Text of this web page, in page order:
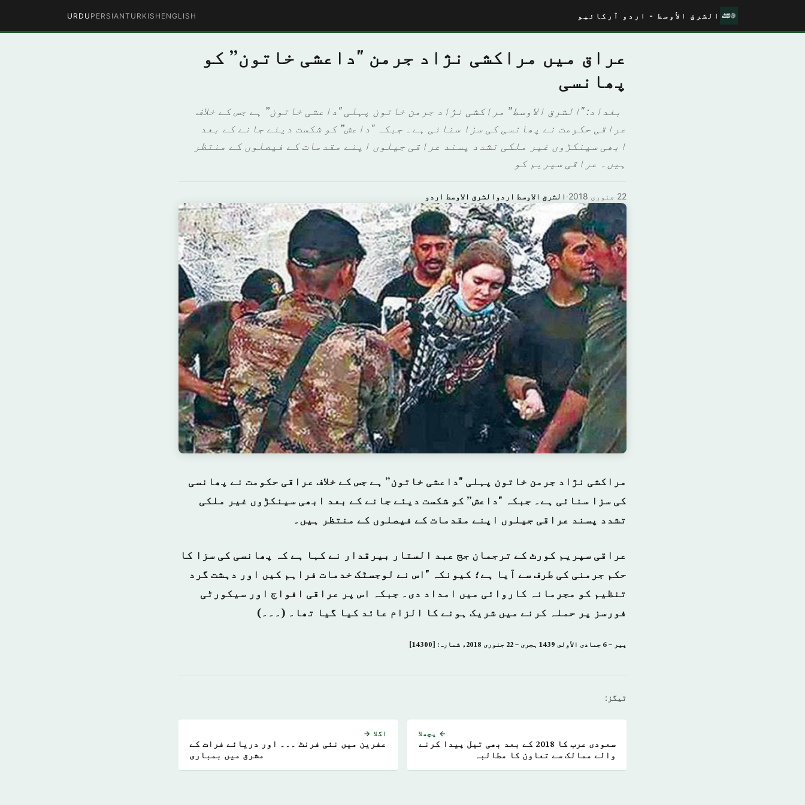
الشرق الأوسط - اردو آرکائیو ENGLISH
TURKISH
PERSIAN
URDU
عراق میں مراکشی نژاد جرمن "داعشی خاتون” کو
پھانسی
بغداد: "الشرق الاوسط” مراکشی نژاد جرمن خاتون پہلی "داعشی خاتون” ہے جس کے خلاف
عراقی حکومت نے پھانسی کی سزا سنائی ہے۔ جبکہ "داعش” کو شکست دیئے جانے کے بعد
ابھی سینکڑوں غیر ملکی تشدد پسند عراقی جیلوں اپنے مقدمات کے فیصلوں کے منتظر
ہیں۔ عراقی سپریم کو
الشرق الاوسط اردوالشرق الاوسط اردو · 22 جنوری 2018
مراکشی نژاد جرمن خاتون پہلی "داعشی خاتون” ہے جس کے خلاف عراقی حکومت نے پھانسی
کی سزا سنائی ہے۔ جبکہ "داعش” کو شکست دیئے جانے کے بعد ابھی سینکڑوں غیر ملکی
تشدد پسند عراقی جیلوں اپنے مقدمات کے فیصلوں کے منتظر ہیں۔
عراقی سپریم کورٹ کے ترجمان جج عبد الستار بیرقدار نے کہا ہے کہ پھانسی کی سزا کا
حکم جرمنی کی طرف سے آیا ہے؛ کیونکہ "اس نے لوجسٹک خدمات فراہم کیں اور دہشت گرد
تنظیم کو مجرمانہ کاروائی میں امداد دی۔ جبکہ اس پر عراقی افواج اور سیکورٹی
فورسز پر حملہ کرنے میں شریک ہونے کا الزام عائد کیا گیا تھا۔ (۔۔۔)
پیر – 6 جمادى الأولى 1439 ہجری – 22 جنوری 2018ء شمارہ: [14300]
ٹیگز:
← پچھلا
سعودی عرب کا 2018 کے بعد بھی تیل پیدا کرنے
والے ممالک سے تعاون کا مطالبہ
اگلا →
عفرین میں نئی فرنٹ ۔۔۔ اور دریائے فرات کے
مشرق میں بمباری